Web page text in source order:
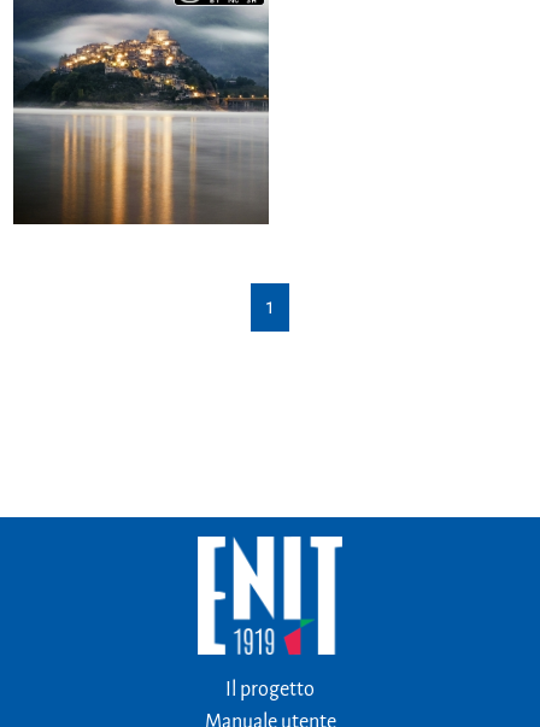
1
Il progetto
Manuale utente